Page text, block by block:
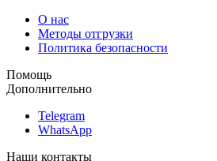
О нас
Методы отгрузки
Политика безопасности
Помощь
Дополнительно
Telegram
WhatsApp
Наши контакты